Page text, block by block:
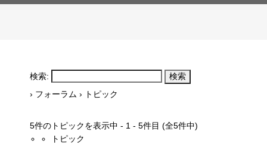
検索:
› フォーラム › トピック
5件のトピックを表示中 - 1 - 5件目 (全5件中)
トピック